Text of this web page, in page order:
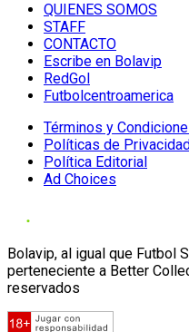
QUIENES SOMOS
STAFF
CONTACTO
Escribe en Bolavip
RedGol
Futbolcentroamerica
Términos y
Políticas de
Política Editorial
Ad Choices
Bolavip, al igual que Futbol
perteneciente a Better
reservados